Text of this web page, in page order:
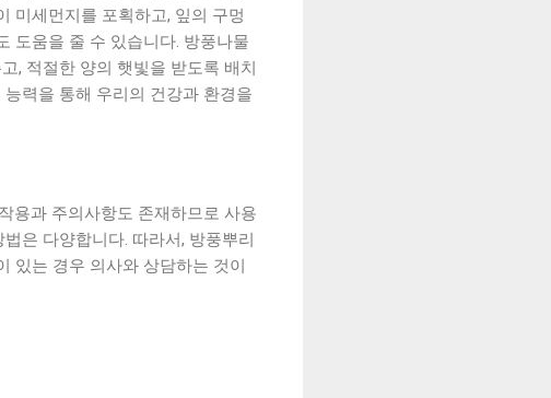
미세먼지를 포획하고, 잎의 구멍
도움을 줄 수 있습니다. 방풍나물
, 적절한 양의 햇빛을 받도록 배치
력을 통해 우리의 건강과 환경을
용과 주의사항도 존재하므로 사용
은 다양합니다. 따라서, 방풍뿌리
있는 경우 의사와 상담하는 것이